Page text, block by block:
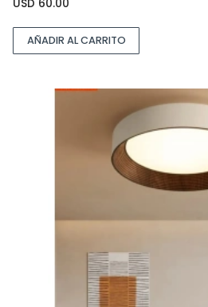
USD 60.00
AÑADIR AL CARRITO